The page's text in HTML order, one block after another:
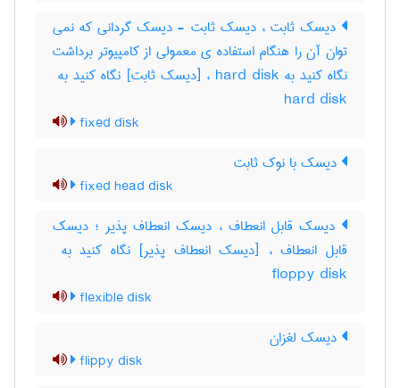
دیسک ثابت ، دیسک ثابت - دیسک گردانی که نمی
توان آن را هنگام استفاده ی معمولی از کامپیوتر برداشت
hard disk
fixed disk
دیسک با نوک ثابت
fixed head disk
دیسک قابل انعطاف ، دیسک انعطاف پذیر ؛ دیسک
floppy disk
flexible disk
دیسک لغزان
flippy disk